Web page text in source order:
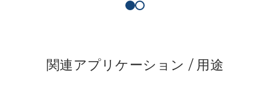
関連アプリケーション / 用途